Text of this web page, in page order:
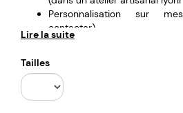
Personnalisation sur
contacter)
Lire la suite
Tailles